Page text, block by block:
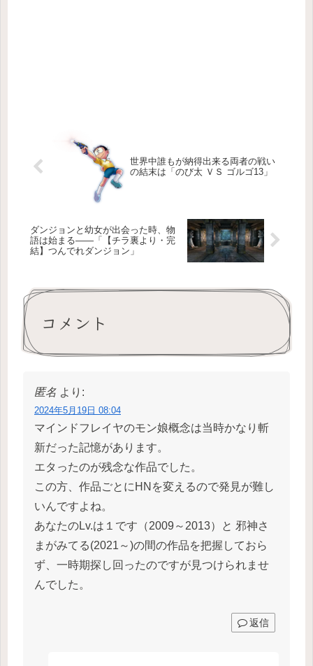
世界中誰もが納得出来る両者の戦い
の結末は「のび太 ＶＳ ゴルゴ13」
ダンジョンと幼女が出会った時、物
語は始まる――「【チラ裏より・完
結】つんでれダンジョン」
コメント
匿名 より:
2024年5月19日 08:04
マインドフレイヤのモン娘概念は当時かなり斬
新だった記憶があります。
エタったのが残念な作品でした。
この方、作品ごとにHNを変えるので発見が難し
いんですよね。
あなたのLv.は１です（2009～2013）と 邪神さ
まがみてる(2021～)の間の作品を把握しておら
ず、一時期探し回ったのですが見つけられませ
んでした。
返信